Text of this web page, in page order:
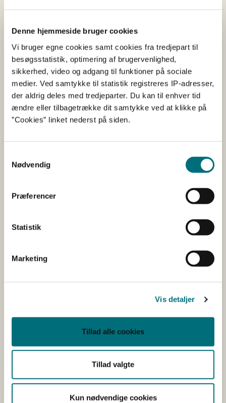
Denne hjemmeside bruger cookies
Vi bruger egne cookies samt cookies fra tredjepart til
besøgsstatistik, optimering af brugervenlighed,
sikkerhed, video og adgang til funktioner på sociale
medier. Ved samtykke til statistik registreres IP-adresser,
der aldrig deles med tredjeparter. Du kan til enhver tid
ændre eller tilbagetrække dit samtykke ved at klikke på
”Cookies” linket nederst på siden.
Nødvendig
Præferencer
Statistik
Marketing
Vis detaljer
Tillad alle cookies
Tillad valgte
Kun nødvendige cookies
naturligvis være mulighed for at stille spørgsmål, og så
ansøgningsrunde og give skarpe råd til den gode
ansøgning.
Du tilmelder dig informationsmødet her
I tvivl, om dit projekt er
relevant?
Hvis du er i tvivl om, hvorvidt din idé lever op til
du altid velkommen til at sende GUDP-sekretariatet en
Derefter vil vores sagsbehandlere vende tilbage med
Grønt Udviklings- & Demonstrationsprogram giver
lige fra primærproduktionen til lands eller til vands, over
teknologiudvikling, forædling og forarbejdning til
afsætningsledet.
Alle GUDP-projekter skal bidrage med løsninger på de